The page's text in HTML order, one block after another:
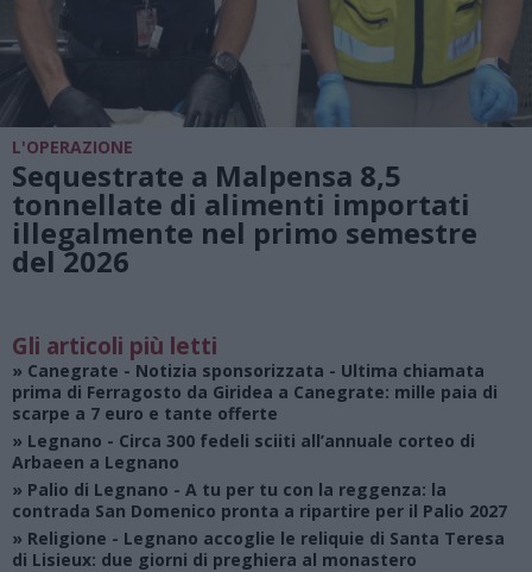
L'OPERAZIONE
Sequestrate a Malpensa 8,5
tonnellate di alimenti importati
illegalmente nel primo semestre
del 2026
Gli articoli più letti
» Canegrate - Notizia sponsorizzata - Ultima chiamata
prima di Ferragosto da Giridea a Canegrate: mille paia di
scarpe a 7 euro e tante offerte
» Legnano - Circa 300 fedeli sciiti all’annuale corteo di
Arbaeen a Legnano
» Palio di Legnano - A tu per tu con la reggenza: la
contrada San Domenico pronta a ripartire per il Palio 2027
» Religione - Legnano accoglie le reliquie di Santa Teresa
di Lisieux: due giorni di preghiera al monastero